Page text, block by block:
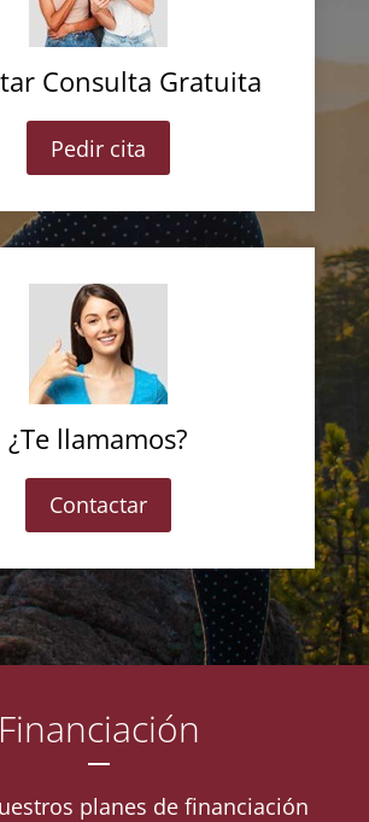
Consulta Gratuita
Pedir cita
¿Te llamamos?
Contactar
Financiación
planes de financiación